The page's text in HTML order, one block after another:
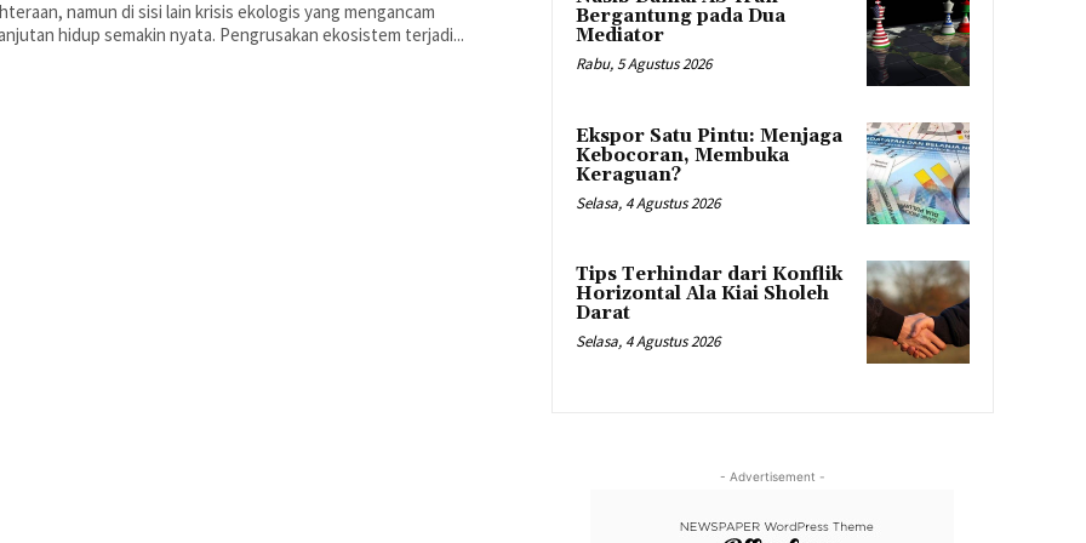
namun di sisi lain krisis ekologis yang mengancam
hidup semakin nyata. Pengrusakan ekosistem terjadi...
Bergantung pada Dua
Mediator
Rabu, 5 Agustus 2026
Ekspor Satu Pintu: Menjaga
Kebocoran, Membuka
Keraguan?
Selasa, 4 Agustus 2026
Tips Terhindar dari Konflik
Horizontal Ala Kiai Sholeh
Darat
Selasa, 4 Agustus 2026
- Advertisement -